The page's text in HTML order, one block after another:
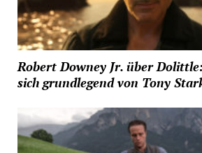
Robert Downey Jr. über
sich grundlegend von Tony